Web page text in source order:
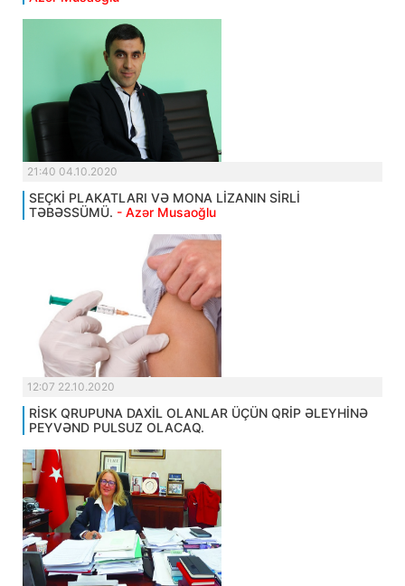
21:40 04.10.2020
SEÇKİ PLAKATLARI VƏ MONA LİZANIN SİRLİ
TƏBƏSSÜMÜ. - Azər Musaoğlu
12:07 22.10.2020
RİSK QRUPUNA DAXİL OLANLAR ÜÇÜN QRİP ƏLEYHİNƏ
PEYVƏND PULSUZ OLACAQ.